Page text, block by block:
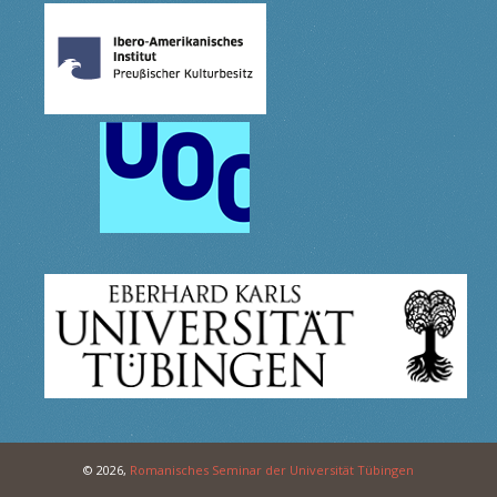
© 2026, Romanisches Seminar der Universität Tübingen